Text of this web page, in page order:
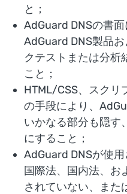
と；
AdGuard DNSの書面
AdGuard DNS製品
クテストまたは分析
こと；
HTML/CSS、スクリ
の手段により、
いかなる部分も隠す
にすること；
AdGuard DNSが使
国際法、国内法、お
されていない、また